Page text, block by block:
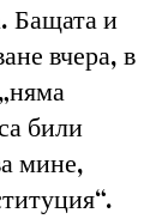
Бащата и
вчера, в
били
мине,